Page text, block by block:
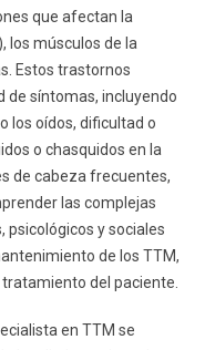
que afectan la
los músculos de la
Estos trastornos
de síntomas, incluyendo
los oídos, dificultad o
o chasquidos en la
de cabeza frecuentes,
las complejas
y sociales
de los TTM,
del paciente.
en TTM se